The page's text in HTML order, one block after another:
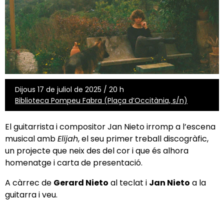
Dijous 17 de juliol de 2025 / 20 h
Biblioteca Pompeu Fabra (Plaça d’Occitània, s/n)
El guitarrista i compositor Jan Nieto irromp a l’escena
musical ambElijah, el seu primer treball discogràfic,
un projecte que neix des del cor i que és alhora
homenatge i carta de presentació.
A càrrec de Gerard Nieto al teclat i Jan Nieto a la
guitarra i veu.